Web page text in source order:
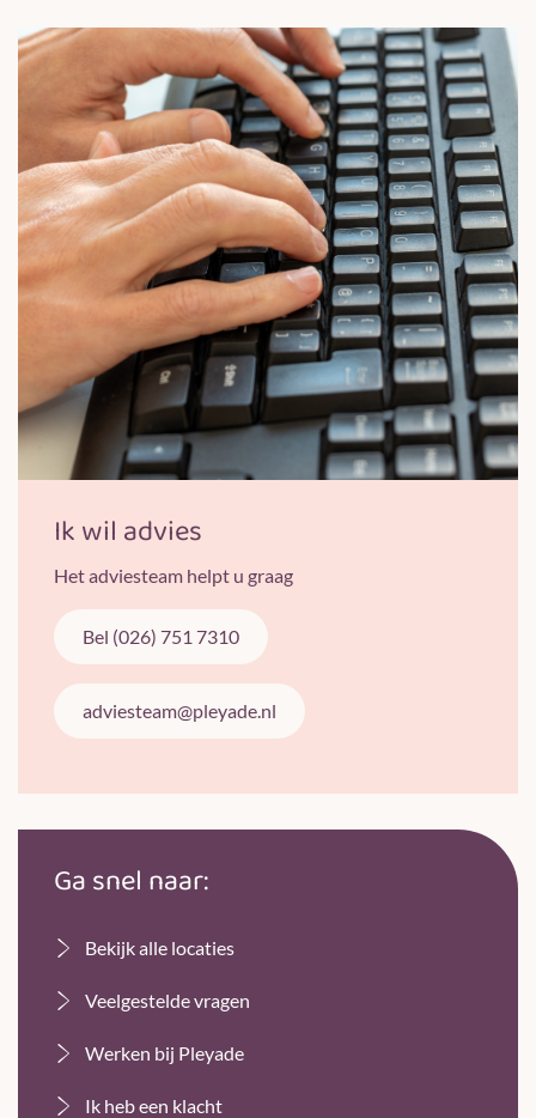
Ik wil advies
Het adviesteam helpt u graag
Bel (026) 751 7310
adviesteam@pleyade.nl
Ga snel naar:
Bekijk alle locaties
Veelgestelde vragen
Werken bij Pleyade
Ik heb een klacht